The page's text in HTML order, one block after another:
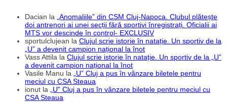
Dacian la
„Anomaliile” din CSM Cluj-Napoca. Clubul plătește
doi antrenori ai unei secții fără sportivi înregistrați. Oficialii ai
MTS vor descinde în control- EXCLUSIV
sportulclujean la Clujul scrie istorie în natație. Un sportiv de la
„U” a devenit campion național la înot
Vass Attila la Clujul scrie istorie în natație. Un sportiv de la „U”
a devenit campion național la înot
Vasile Manu la
„U” Cluj a pus în vânzare biletele pentru
meciul cu CSA Steaua
ionut la
„U” Cluj a pus în vânzare biletele pentru meciul cu
CSA Steaua